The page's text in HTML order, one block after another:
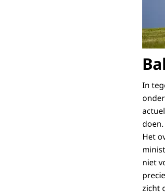
In
Het
niet
zicht